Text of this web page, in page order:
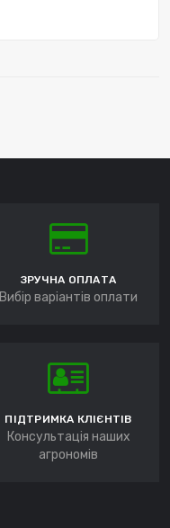
ЗРУЧНА ОПЛАТА
Вибір варіантів оплати
ПІДТРИМКА КЛІЄНТІВ
Консультація наших
агрономів